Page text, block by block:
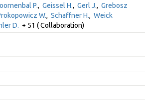
P., Geissel H., Gerl J., Grebosz
W., Schaffner H., Weick
D. + 51 ( Collaboration)